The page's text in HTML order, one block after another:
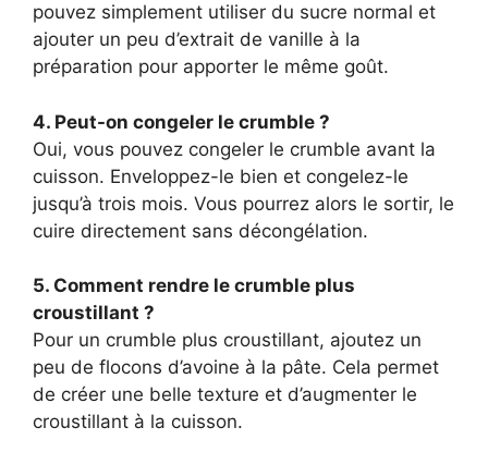
pouvez simplement utiliser du sucre normal et
ajouter un peu d’extrait de vanille à la
préparation pour apporter le même goût.
4. Peut-on congeler le crumble ?
Oui, vous pouvez congeler le crumble avant la
cuisson. Enveloppez-le bien et congelez-le
jusqu’à trois mois. Vous pourrez alors le sortir, le
cuire directement sans décongélation.
5. Comment rendre le crumble plus
croustillant ?
Pour un crumble plus croustillant, ajoutez un
peu de flocons d’avoine à la pâte. Cela permet
de créer une belle texture et d’augmenter le
croustillant à la cuisson.